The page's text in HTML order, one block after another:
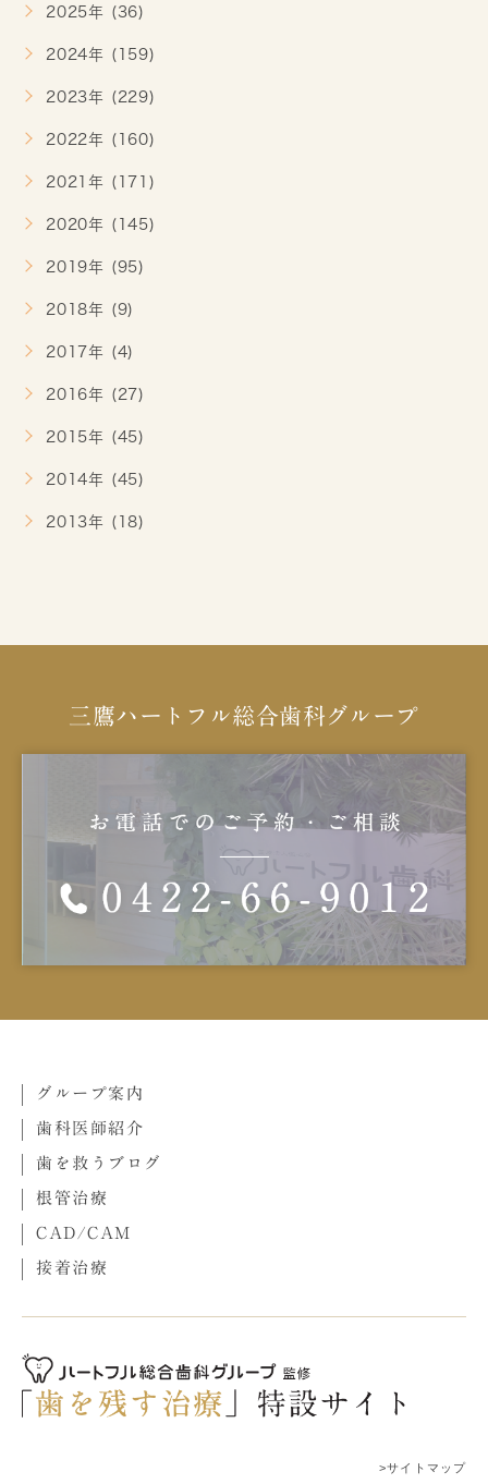
2025年 (36)
2024年 (159)
2023年 (229)
2022年 (160)
2021年 (171)
2020年 (145)
2019年 (95)
2018年 (9)
2017年 (4)
2016年 (27)
2015年 (45)
2014年 (45)
2013年 (18)
三鷹ハートフル総合歯科グループ
グループ案内
歯科医師紹介
歯を救うブログ
根管治療
CAD/CAM
接着治療
>サイトマップ